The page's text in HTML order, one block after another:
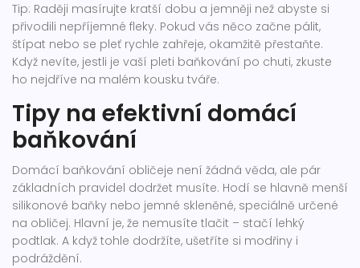
Tip: Raději masírujte kratší dobu a jemněji než abyste si
přivodili nepříjemné fleky. Pokud vás něco začne pálit,
štípat nebo se pleť rychle zahřeje, okamžitě přestaňte.
Když nevíte, jestli je vaší pleti baňkování po chuti, zkuste
ho nejdříve na malém kousku tváře.
Tipy na efektivní domácí
baňkování
Domácí baňkování obličeje není žádná věda, ale pár
základních pravidel dodržet musíte. Hodí se hlavně menší
silikonové baňky nebo jemné skleněné, speciálně určené
na obličej. Hlavní je, že nemusíte tlačit – stačí lehký
podtlak. A když tohle dodržíte, ušetříte si modřiny i
podráždění.